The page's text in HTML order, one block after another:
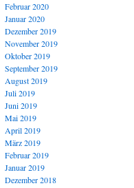
Februar 2020
Januar 2020
Dezember 2019
November 2019
Oktober 2019
September 2019
August 2019
Juli 2019
Juni 2019
Mai 2019
April 2019
März 2019
Februar 2019
Januar 2019
Dezember 2018